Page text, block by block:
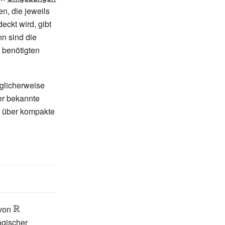
die jeweils
x}
wird, gibt
sind die
bekannte
kompakte
{\displaystyle
\mathbb {R} }